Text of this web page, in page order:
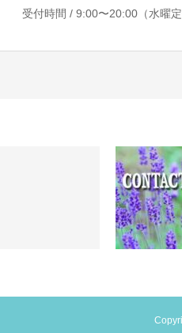
受付時間 / 9:00〜20:00（水曜定